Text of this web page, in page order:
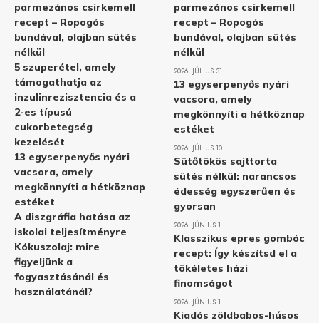
parmezános csirkemell
recept – Ropogós
bundával, olajban sütés
nélkül
5 szuperétel, amely
támogathatja az
inzulinrezisztencia és a
2-es típusú
cukorbetegség
kezelését
13 egyserpenyős nyári
vacsora, amely
megkönnyíti a hétköznap
estéket
A diszgráfia hatása az
iskolai teljesítményre
Kókuszolaj: mire
figyeljünk a
fogyasztásánál és
használatánál?
parmezános csirkemell
recept – Ropogós
bundával, olajban sütés
nélkül
2026. JÚLIUS 31.
13 egyserpenyős nyári
vacsora, amely
megkönnyíti a hétköznap
estéket
2026. JÚLIUS 10.
Sütőtökös sajttorta
sütés nélkül: narancsos
édesség egyszerűen és
gyorsan
2026. JÚNIUS 1.
Klasszikus epres gombóc
recept: Így készítsd el a
tökéletes házi
finomságot
2026. JÚNIUS 1.
Kiadós zöldbabos-húsos